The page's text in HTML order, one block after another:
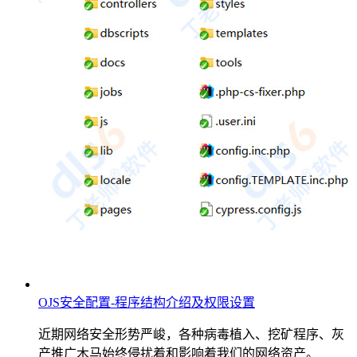
OJS安全配置-程序结构介绍及权限设置
近期网络安全形势严峻，各种病毒植入、挖矿程序、灰
产推广木马始终侵扰着和影响着我们的网络资产。